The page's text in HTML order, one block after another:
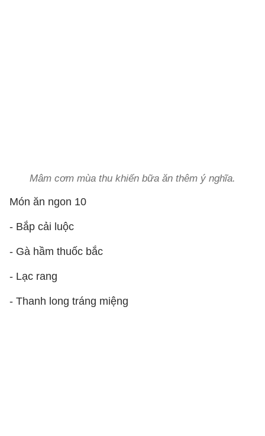
Mâm cơm mùa thu khiến bữa ăn thêm ý nghĩa.
Món ăn ngon 10
- Bắp cải luộc
- Gà hầm thuốc bắc
- Lạc rang
- Thanh long tráng miệng